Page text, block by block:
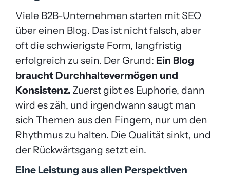
Viele B2B-Unternehmen starten mit SEO
über einen Blog. Das ist nicht falsch, aber
oft die schwierigste Form, langfristig
erfolgreich zu sein. Der Grund: Ein Blog
braucht Durchhaltevermögen und
Konsistenz. Zuerst gibt es Euphorie, dann
wird es zäh, und irgendwann saugt man
sich Themen aus den Fingern, nur um den
Rhythmus zu halten. Die Qualität sinkt, und
der Rückwärtsgang setzt ein.
Eine Leistung aus allen Perspektiven